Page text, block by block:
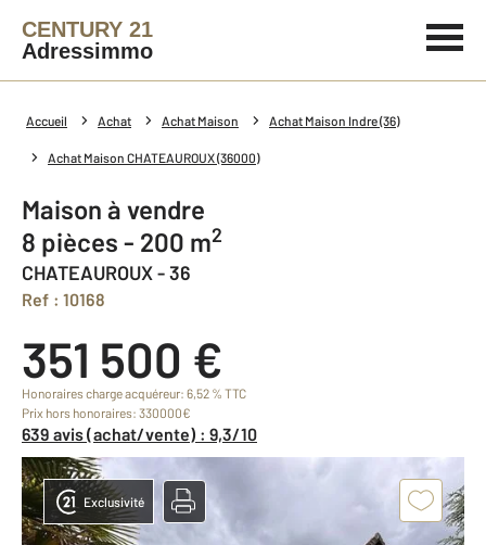
CENTURY 21
Adressimmo
Accueil Achat Achat Maison Achat Maison Indre (36)
Achat Maison CHATEAUROUX (36000)
Maison à vendre
8 pièces - 200 m2
CHATEAUROUX - 36
Ref : 10168
351 500 €
Honoraires charge acquéreur: 6,52 % TTC
Prix hors honoraires: 330000€
639 avis (achat/vente) : 9,3/10
Exclusivité